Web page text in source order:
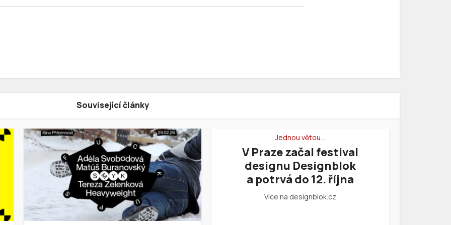
Související články
Jednou větou…
V Praze začal festival
designu Designblok
a potrvá do 12. října
Více na designblok.cz